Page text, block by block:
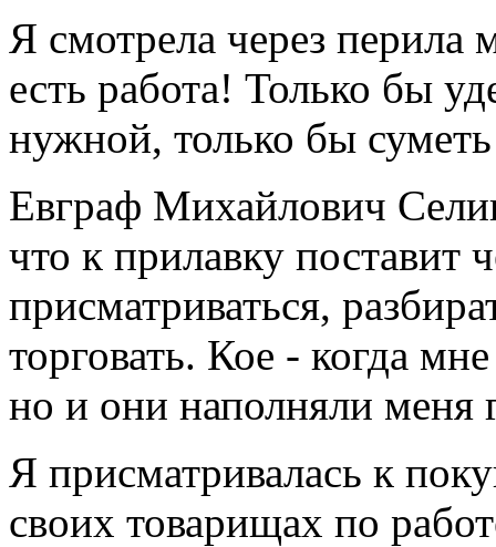
Я смотрела через перила
есть работа! Только бы
нужной, только бы
Евграф Михайлович
что к прилавку поставит
присматриваться,
торговать. Кое - когда
но и они наполняли меня
Я присматривалась к
своих товарищах по